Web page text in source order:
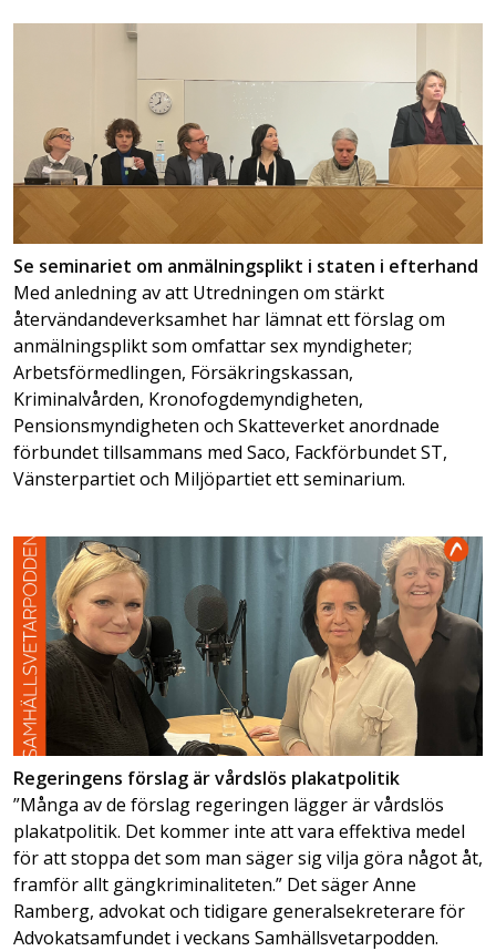
Se seminariet om anmälningsplikt i staten i efterhand
Med anledning av att Utredningen om stärkt
återvändandeverksamhet har lämnat ett förslag om
anmälningsplikt som omfattar sex myndigheter;
Arbetsförmedlingen, Försäkringskassan,
Kriminalvården, Kronofogdemyndigheten,
Pensionsmyndigheten och Skatteverket anordnade
förbundet tillsammans med Saco, Fackförbundet ST,
Vänsterpartiet och Miljöpartiet ett seminarium.
Regeringens förslag är vårdslös plakatpolitik
”Många av de förslag regeringen lägger är vårdslös
plakatpolitik. Det kommer inte att vara effektiva medel
för att stoppa det som man säger sig vilja göra något åt,
framför allt gängkriminaliteten.” Det säger Anne
Ramberg, advokat och tidigare generalsekreterare för
Advokatsamfundet i veckans Samhällsvetarpodden.